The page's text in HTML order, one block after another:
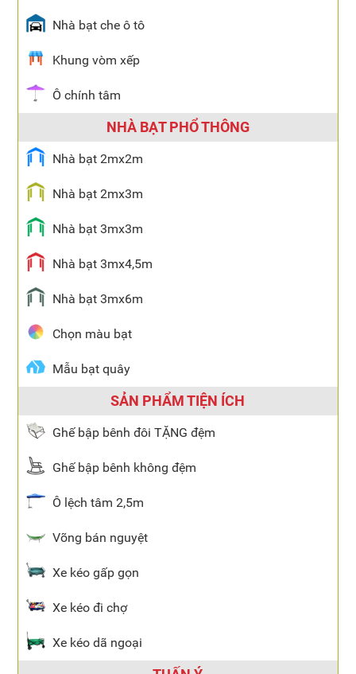
Nhà bạt che ô tô
Khung vòm xếp
Ô chính tâm
NHÀ BẠT PHỔ THÔNG
Nhà bạt 2mx2m
Nhà bạt 2mx3m
Nhà bạt 3mx3m
Nhà bạt 3mx4,5m
Nhà bạt 3mx6m
Chọn màu bạt
Mẫu bạt quây
SẢN PHẨM TIỆN ÍCH
Ghế bập bênh đôi TẶNG đệm
Ghế bập bênh không đệm
Ô lệch tâm 2,5m
Võng bán nguyệt
Xe kéo gấp gọn
Xe kéo đi chợ
Xe kéo dã ngoại